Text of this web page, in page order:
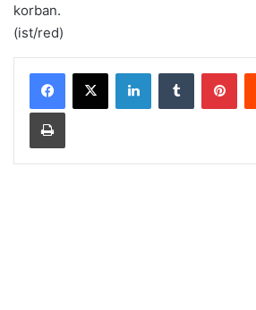
korban.
(ist/red)